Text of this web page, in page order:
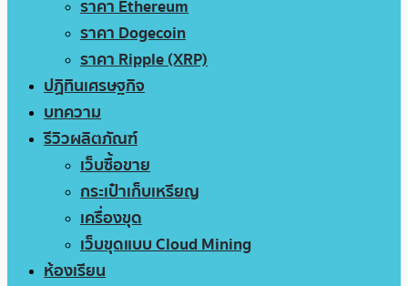
ราคา Ethereum
ราคา Dogecoin
ราคา Ripple (XRP)
ปฏิทินเศรษฐกิจ
บทความ
รีวิวผลิตภัณฑ์
เว็บซื้อขาย
กระเป๋าเก็บเหรียญ
เครื่องขุด
เว็บขุดแบบ Cloud Mining
ห้องเรียน